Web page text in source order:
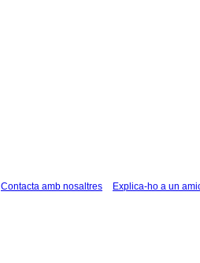
Contacta amb nosaltres Explica-ho a un